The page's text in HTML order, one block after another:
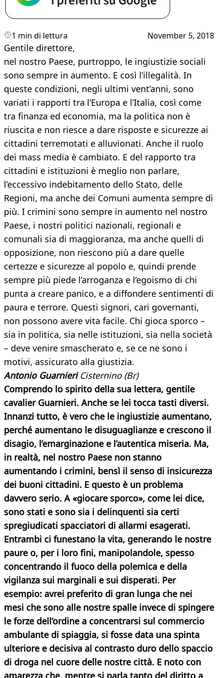
1 min di lettura November 5, 2018
Gentile direttore,
nel nostro Paese, purtroppo, le ingiustizie sociali
sono sempre in aumento. E così l’illegalità. In
queste condizioni, negli ultimi vent’anni, sono
variati i rapporti tra l’Europa e l’Italia, così come
tra finanza ed economia, ma la politica non è
riuscita e non riesce a dare risposte e sicurezze ai
cittadini terremotati e alluvionati. Anche il ruolo
dei mass media è cambiato. E del rapporto tra
cittadini e istituzioni è meglio non parlare,
l’eccessivo indebitamento dello Stato, delle
Regioni, ma anche dei Comuni aumenta sempre di
più. I crimini sono sempre in aumento nel nostro
Paese, i nostri politici nazionali, regionali e
comunali sia di maggioranza, ma anche quelli di
opposizione, non riescono più a dare quelle
certezze e sicurezze al popolo e, quindi prende
sempre più piede l’arroganza e l’egoismo di chi
punta a creare panico, e a diffondere sentimenti di
paura e terrore. Questi signori, cari governanti,
non possono avere vita facile. Chi gioca sporco –
sia in politica, sia nelle istituzioni, sia nella società
– deve venire smascherato e, se ce ne sono i
motivi, assicurato alla giustizia.
Antonio GuarnieriCisternino (Br)
Comprendo lo spirito della sua lettera, gentile
cavalier Guarnieri. Anche se lei tocca tasti diversi.
Innanzi tutto, è vero che le ingiustizie aumentano,
perché aumentano le disuguaglianze e crescono il
disagio, l’emarginazione e l’autentica miseria. Ma,
in realtà, nel nostro Paese non stanno
aumentando i crimini, bensì il senso di insicurezza
dei buoni cittadini. E questo è un problema
davvero serio. A «giocare sporco», come lei dice,
sono stati e sono sia i delinquenti sia certi
spregiudicati spacciatori di allarmi esagerati.
Entrambi ci funestano la vita, generando le nostre
paure o, per i loro fini, manipolandole, spesso
concentrando il fuoco della polemica e della
vigilanza sui marginali e sui disperati. Per
esempio: avrei preferito di gran lunga che nei
mesi che sono alle nostre spalle invece di spingere
le forze dell’ordine a concentrarsi sul commercio
ambulante di spiaggia, si fosse data una spinta
ulteriore e decisiva al contrasto duro dello spaccio
di droga nel cuore delle nostre città. E noto con
amarezza che, mentre si parla tanto del diritto a